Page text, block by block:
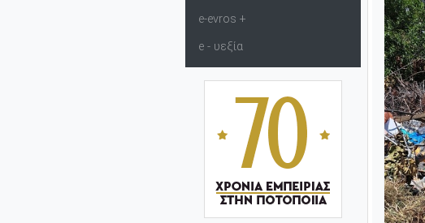
e-evros +
e - υεξία